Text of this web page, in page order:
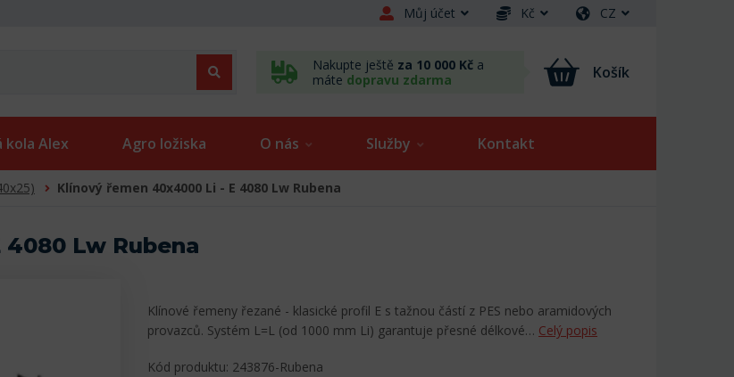
Můj účet Kč CZ
Nakupte ještě za 10 000 Kč a
máte dopravu zdarma Košík
kola Alex Agro ložiska O nás Služby Kontakt
Klínový řemen 40x4000 Li - E 4080 Lw Rubena
Lw Rubena
Klínové řemeny řezané - klasické profil E s tažnou částí z PES nebo aramidových
provazců. Systém L=L (od 1000 mm Li) garantuje přesné délkové… Celý popis
Kód produktu: 243876-Rubena